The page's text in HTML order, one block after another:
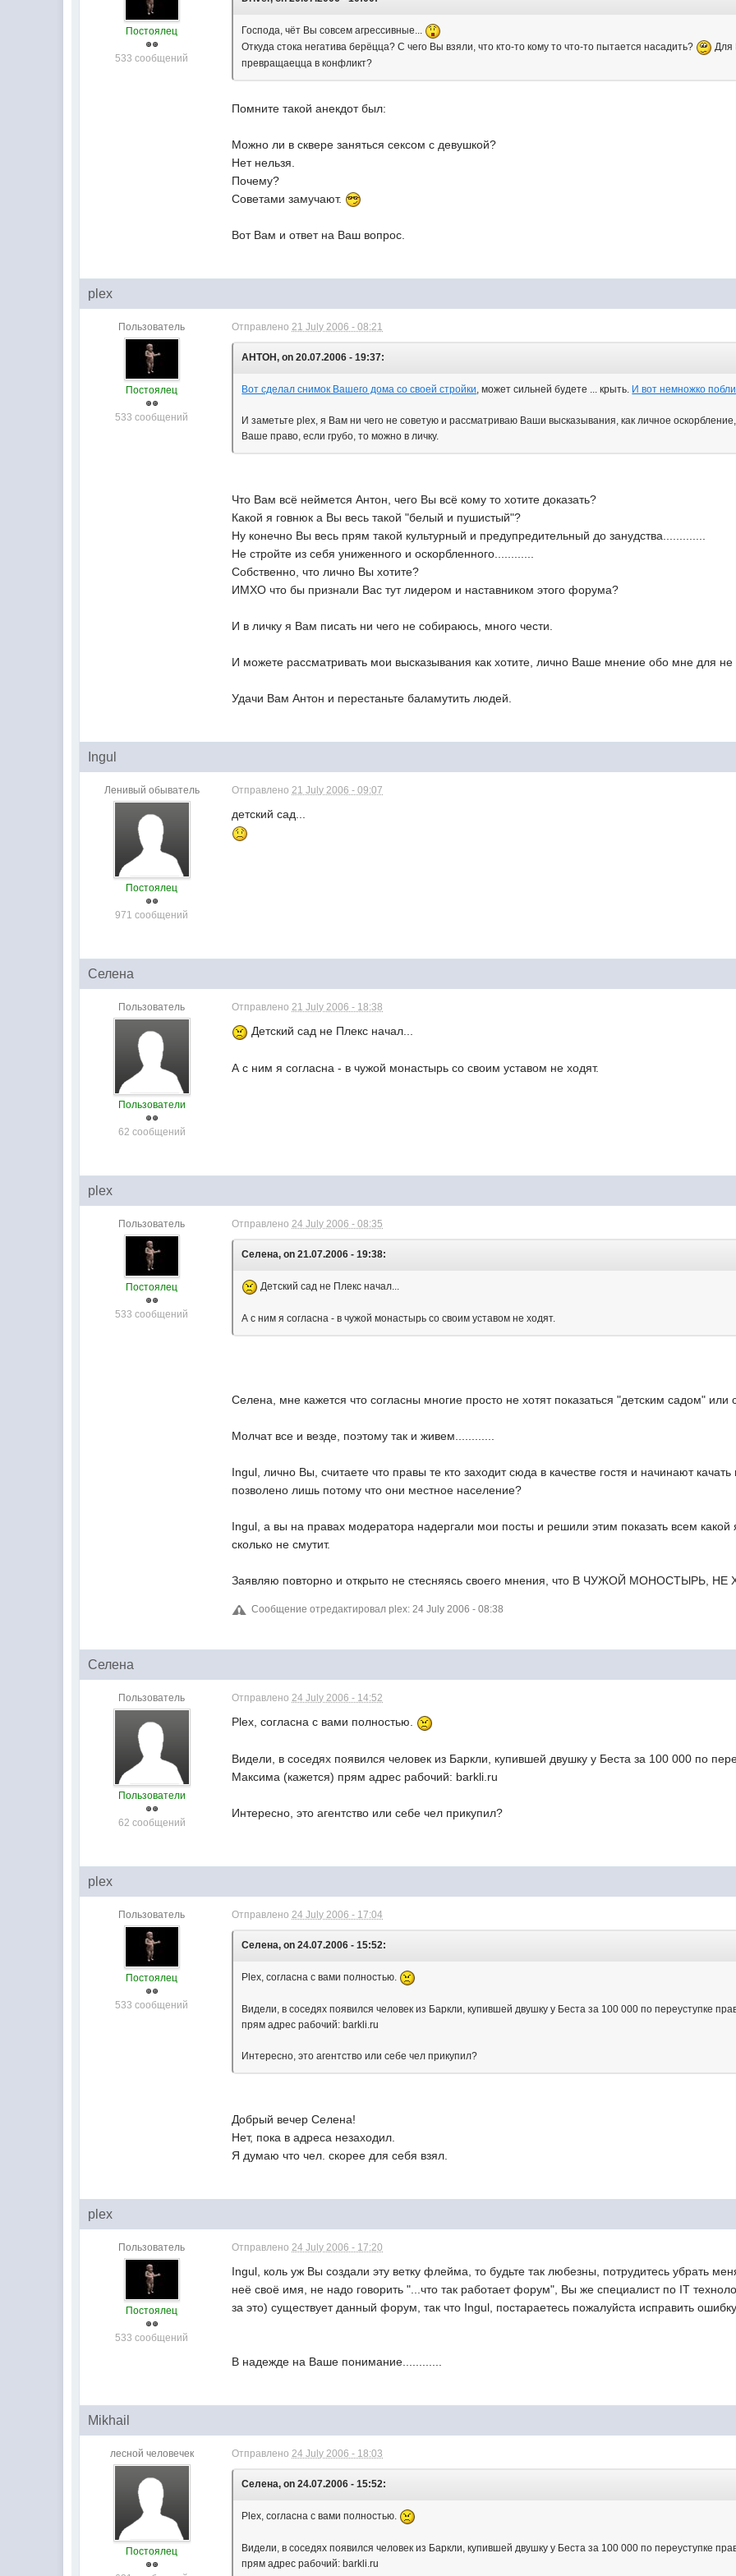
Постоялец
533 сообщений
Господа, чёт Вы совсем агрессивные...
Откуда стока негатива берёцца? С чего Вы взяли, что кто-то кому то что-то пытается насадить?
Для
превращаецца в конфликт?
Помните такой анекдот был:
Можно ли в сквере заняться сексом с девушкой?
Нет нельзя.
Почему?
Советами замучают.
Вот Вам и ответ на Ваш вопрос.
plex
Пользователь
Постоялец
533 сообщений
Отправлено21 July 2006 - 08:21
AHTOH, on 20.07.2006 - 19:37:
Вот сделал снимок Вашего дома со своей стройки, может сильней будете ... крыть. И вот немножко
И заметьте plex, я Вам ни чего не советую и рассматриваю Ваши высказывания, как личное
Ваше право, если грубо, то можно в личку.
Что Вам всё неймется Антон, чего Вы всё кому то хотите доказать?
Какой я говнюк а Вы весь такой "белый и пушистый"?
Ну конечно Вы весь прям такой культурный и предупредительный до занудства.............
Не стройте из себя униженного и оскорбленного............
Собственно, что лично Вы хотите?
ИМХО что бы признали Вас тут лидером и наставником этого форума?
И в личку я Вам писать ни чего не собираюсь, много чести.
И можете рассматривать мои высказывания как хотите, лично Ваше мнение обо мне для не
Удачи Вам Антон и перестаньте баламутить людей.
Ingul
Ленивый обыватель
Постоялец
971 сообщений
Отправлено21 July 2006 - 09:07
детский сад...
Селена
Пользователь
Пользователи
62 сообщений
Отправлено21 July 2006 - 18:38
Детский сад не Плекс начал...
А с ним я согласна - в чужой монастырь со своим уставом не ходят.
plex
Пользователь
Постоялец
533 сообщений
Отправлено24 July 2006 - 08:35
Селена, on 21.07.2006 - 19:38:
Детский сад не Плекс начал...
А с ним я согласна - в чужой монастырь со своим уставом не ходят.
Селена, мне кажется что согласны многие просто не хотят показаться "детским садом"
Молчат все и везде, поэтому так и живем............
Ingul, лично Вы, считаете что правы те кто заходит сюда в качестве гостя и начинают
позволено лишь потому что они местное население?
Ingul, а вы на правах модератора надергали мои посты и решили этим показать всем какой
сколько не смутит.
Заявляю повторно и открыто не стесняясь своего мнения, что В ЧУЖОЙ МОНОСТЫРЬ, НЕ
Сообщение отредактировал plex: 24 July 2006 - 08:38
Селена
Пользователь
Пользователи
62 сообщений
Отправлено24 July 2006 - 14:52
Plex, согласна с вами полностью.
Видели, в соседях появился человек из Баркли, купившей двушку у Беста за 100 000 по
Максима (кажется) прям адрес рабочий: barkli.ru
Интересно, это агентство или себе чел прикупил?
plex
Пользователь
Постоялец
533 сообщений
Отправлено24 July 2006 - 17:04
Селена, on 24.07.2006 - 15:52:
Plex, согласна с вами полностью.
Видели, в соседях появился человек из Баркли, купившей двушку у Беста за 100 000 по переуступке
прям адрес рабочий: barkli.ru
Интересно, это агентство или себе чел прикупил?
Добрый вечер Селена!
Нет, пока в адреса незаходил.
Я думаю что чел. скорее для себя взял.
plex
Пользователь
Постоялец
533 сообщений
Отправлено24 July 2006 - 17:20
Ingul, коль уж Вы создали эту ветку флейма, то будьте так любезны, потрудитесь убрать
неё своё имя, не надо говорить "...что так работает форум", Вы же специалист по IT
за это) существует данный форум, так что Ingul, постараетесь пожалуйста исправить
В надежде на Ваше понимание............
Mikhail
лесной человечек
Постоялец
Отправлено24 July 2006 - 18:03
Селена, on 24.07.2006 - 15:52:
Plex, согласна с вами полностью.
Видели, в соседях появился человек из Баркли, купившей двушку у Беста за 100 000 по переуступке
прям адрес рабочий: barkli.ru